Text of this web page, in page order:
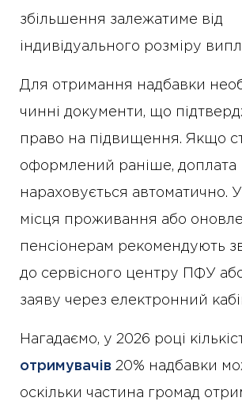
збільшення залежатиме від
індивідуального розміру
Для отримання надбавки
чинні документи, що
право на підвищення. Якщо
оформлений раніше, доплата
нараховується автоматично. У
місця проживання або
пенсіонерам рекомендують
до сервісного центру ПФУ
заяву через електронний
Нагадаємо, у 2026 році
отримувачів 20% надбавки
оскільки частина громад